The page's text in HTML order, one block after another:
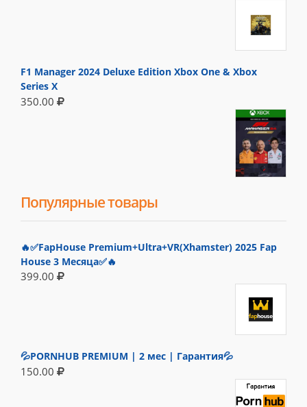
F1 Manager 2024 Deluxe Edition Xbox One & Xbox
Series X
350.00
Популярные товары
🔥✅FapHouse Premium+Ultra+VR(Xhamster) 2025 Fap
House 3 Месяца✅🔥
399.00
💦PORNHUB PREMIUM | 2 мес | Гарантия💦
150.00